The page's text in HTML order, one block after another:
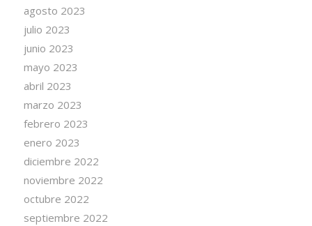
agosto 2023
julio 2023
junio 2023
mayo 2023
abril 2023
marzo 2023
febrero 2023
enero 2023
diciembre 2022
noviembre 2022
octubre 2022
septiembre 2022